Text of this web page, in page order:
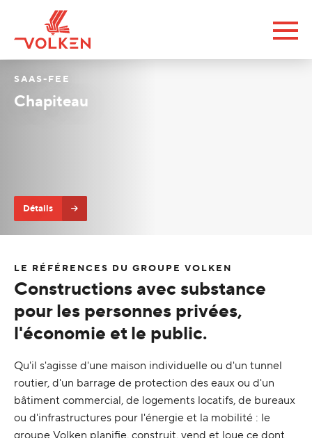
Chapiteau
SAAS-FEE
Détails
LE RÉFÉRENCES DU GROUPE VOLKEN
Constructions avec substance
pour les personnes privées,
l'économie et le public.
Qu'il s'agisse d'une maison individuelle ou d'un tunnel
routier, d'un barrage de protection des eaux ou d'un
bâtiment commercial, de logements locatifs, de bureaux
ou d'infrastructures pour l'énergie et la mobilité : le